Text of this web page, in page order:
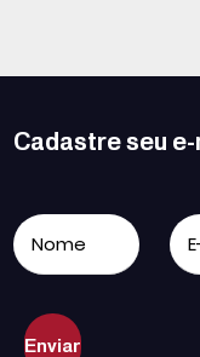
Cadastre seu